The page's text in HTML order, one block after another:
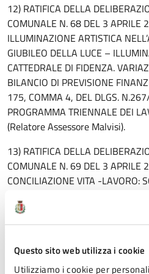
Questo sito web utilizza i cookie
Utilizziamo i cookie per
12) RATIFICA DELLA
COMUNALE N. 68 DEL 3 APRILE
ILLUMINAZIONE ARTISTICA
GIUBILEO DELLA LUCE –
CATTEDRALE DI FIDENZA.
BILANCIO DI PREVISIONE
175, COMMA 4, DEL DLGS.
PROGRAMMA TRIENNALE DEI
(Relatore Assessore Malvisi).
13) RATIFICA DELLA
COMUNALE N. 69 DEL 3 APRILE
CONCILIAZIONE VITA -LAVORO:
PER LA FREQUENZA DI CENTRI
FINANZIATO DALLA REGIONE
NELL’AMBITO DEL FONDO
ADESIONE E APPROVAZIONE
DISTRETTUALE E SCHEMA DI